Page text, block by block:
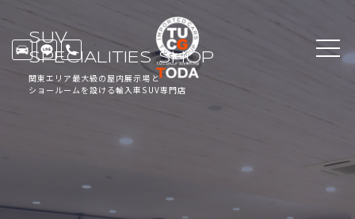
SUV
SPECIALITIES SHOP
関東エリア最大級の屋内展示場と
ショールームを設ける輸入車SUV専門店